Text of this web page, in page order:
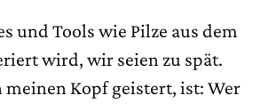
und Tools wie Pilze aus dem
wird, wir seien zu spät.
meinen Kopf geistert, ist: Wer